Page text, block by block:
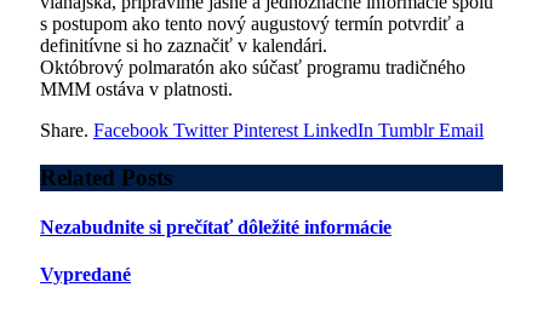
s postupom ako tento nový augustový termín potvrdiť a
definitívne si ho zaznačiť v kalendári.
Októbrový polmaratón ako súčasť programu tradičného
MMM ostáva v platnosti.
Share. Facebook Twitter Pinterest LinkedIn Tumblr Email
Related Posts
Nezabudnite si prečítať dôležité informácie
Vypredané